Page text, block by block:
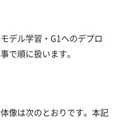
デル学習・G1へのデプロ
で順に扱います。
像は次のとおりです。本記